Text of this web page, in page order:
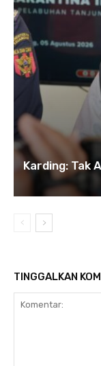
Karding: Tak
TINGGALKAN